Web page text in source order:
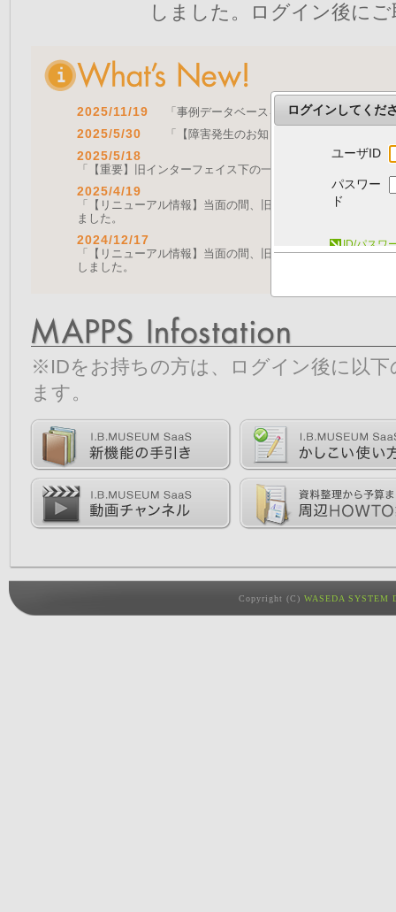
しました。ログイン後に
2025/11/19 「事例データベースを公開しました」 をア
2025/5/30 「【障害発生のお知らせ｜復旧済み】Web
2025/5/18
「【重要】旧インターフェイス下の一部機能の停止につい
2025/4/19
「【リニューアル情報】当面の間、旧画面をご利用いただ
ました。
2024/12/17
「【リニューアル情報】当面の間、旧画面をご利用いただ
しました。
※IDをお持ちの方は、ログイン後に以
ます。
Copyright (C) WASEDA SYSTEM
ログインしてくだ
ユーザID
パスワー
ド
ID/パスワ